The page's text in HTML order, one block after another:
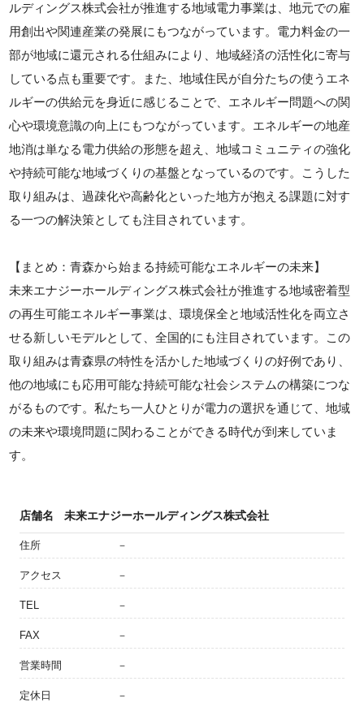
ルディングス株式会社が推進する地域電力事業は、地元での雇
用創出や関連産業の発展にもつながっています。電力料金の一
部が地域に還元される仕組みにより、地域経済の活性化に寄与
している点も重要です。また、地域住民が自分たちの使うエネ
ルギーの供給元を身近に感じることで、エネルギー問題への関
心や環境意識の向上にもつながっています。エネルギーの地産
地消は単なる電力供給の形態を超え、地域コミュニティの強化
や持続可能な地域づくりの基盤となっているのです。こうした
取り組みは、過疎化や高齢化といった地方が抱える課題に対す
る一つの解決策としても注目されています。
【まとめ：青森から始まる持続可能なエネルギーの未来】
未来エナジーホールディングス株式会社が推進する地域密着型
の再生可能エネルギー事業は、環境保全と地域活性化を両立さ
せる新しいモデルとして、全国的にも注目されています。この
取り組みは青森県の特性を活かした地域づくりの好例であり、
他の地域にも応用可能な持続可能な社会システムの構築につな
がるものです。私たち一人ひとりが電力の選択を通じて、地域
の未来や環境問題に関わることができる時代が到来していま
す。
店舗名 未来エナジーホールディングス株式会社
住所 －
アクセス －
TEL －
FAX －
営業時間 －
定休日 －